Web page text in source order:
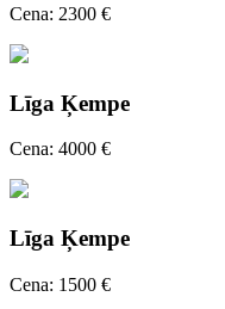
Cena: 2300 €
Līga Ķempe
Cena: 4000 €
Līga Ķempe
Cena: 1500 €